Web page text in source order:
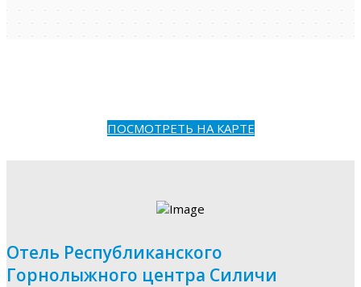
ПОСМОТРЕТЬ НА КАРТЕ
Отель Республиканского
Горнолыжного центра Силичи